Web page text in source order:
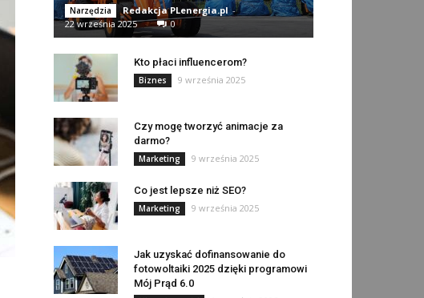
Narzędzia Redakcja PLenergia.pl -
22 września 2025
0
Kto płaci influencerom?
Biznes 9 września 2025
Czy mogę tworzyć animacje za
darmo?
Marketing 9 września 2025
Co jest lepsze niż SEO?
Marketing 9 września 2025
Jak uzyskać dofinansowanie do
fotowoltaiki 2025 dzięki programowi
Mój Prąd 6.0